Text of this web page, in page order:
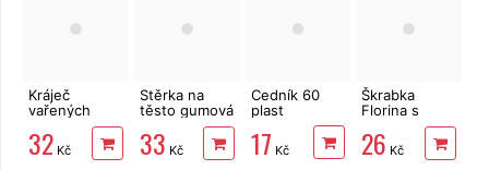
Kráječ
vařených
struna
32 Kč
Stěrka na
těsto gumová
33 Kč
Cedník 60
plast
17 Kč
Škrabka
Florina s
čepelí, rovné
ostří
26 Kč